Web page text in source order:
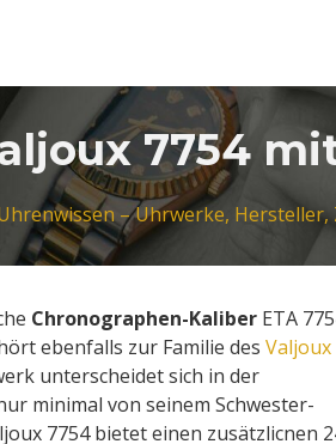
7754
– Uhrwerke,
Chronographen-Kaliber ETA
ebenfalls zur Familie des Valjoux
unterscheidet sich in der
minimal von seinem Schwester-
7754 bietet einen zusätzlicnen